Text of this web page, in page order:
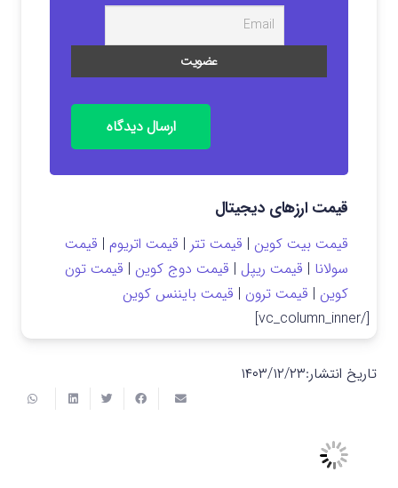
ارسال دیدگاه
قیمت ارزهای دیجیتال
قیمت بیت کوین | قیمت تتر | قیمت اتریوم | قیمت
سولانا | قیمت ریپل | قیمت دوج کوین | قیمت تون
کوین | قیمت ترون | قیمت بایننس کوین
[/vc_column_inner]
تاریخ انتشار:۱۴۰۳/۱۲/۲۳